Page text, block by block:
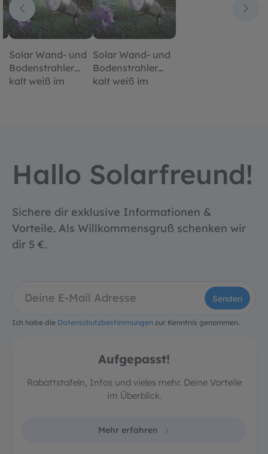
Solar Wand- und
Bodenstrahler
kalt weiß im
Solar Wand- und
Bodenstrahler
kalt weiß im
Hallo Solarfreund!
Sichere dir exklusive Informationen &
Vorteile. Als Willkommensgruß schenken wir
dir 5 €.
Senden
Ich habe die Datenschutzbestimmungen zur Kenntnis genommen.
Aufgepasst!
Rabattstafeln, Infos und vieles mehr. Deine Vorteile
im Überblick.
Mehr erfahren